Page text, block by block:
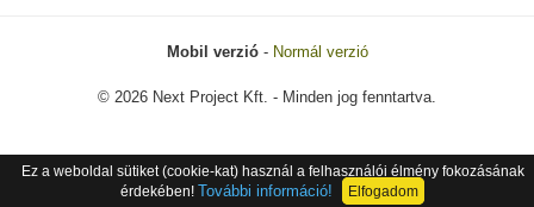
Mobil verzió- Normál verzió
© 2026 Next Project Kft. - Minden jog fenntartva.
Ez a weboldal sütiket (cookie-kat) használ a felhasználói élmény fokozásának
érdekében! További információ! Elfogadom